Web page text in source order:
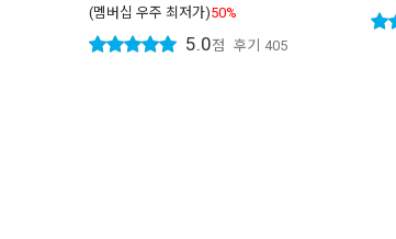
(멤버십 우주 최저가)50%
5.0점 후기 405